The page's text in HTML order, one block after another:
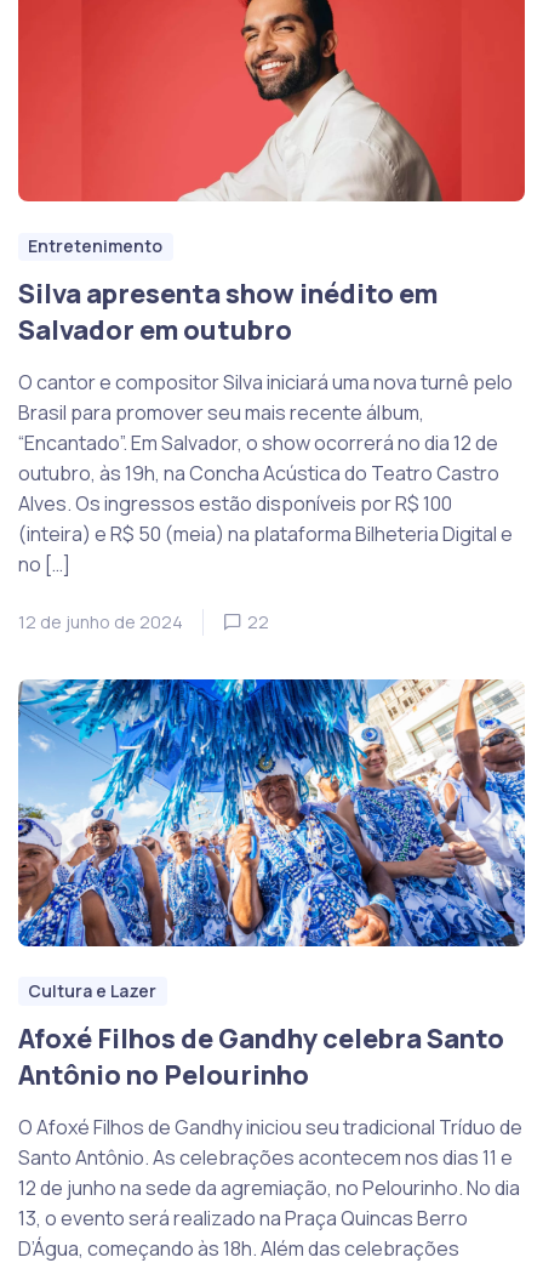
Entretenimento
Silva apresenta show inédito em
Salvador em outubro
O cantor e compositor Silva iniciará uma nova turnê pelo
Brasil para promover seu mais recente álbum,
“Encantado”. Em Salvador, o show ocorrerá no dia 12 de
outubro, às 19h, na Concha Acústica do Teatro Castro
Alves. Os ingressos estão disponíveis por R$ 100
(inteira) e R$ 50 (meia) na plataforma Bilheteria Digital e
no […]
12 de junho de 2024 22
Cultura e Lazer
Afoxé Filhos de Gandhy celebra Santo
Antônio no Pelourinho
O Afoxé Filhos de Gandhy iniciou seu tradicional Tríduo de
Santo Antônio. As celebrações acontecem nos dias 11 e
12 de junho na sede da agremiação, no Pelourinho. No dia
13, o evento será realizado na Praça Quincas Berro
D’Água, começando às 18h. Além das celebrações